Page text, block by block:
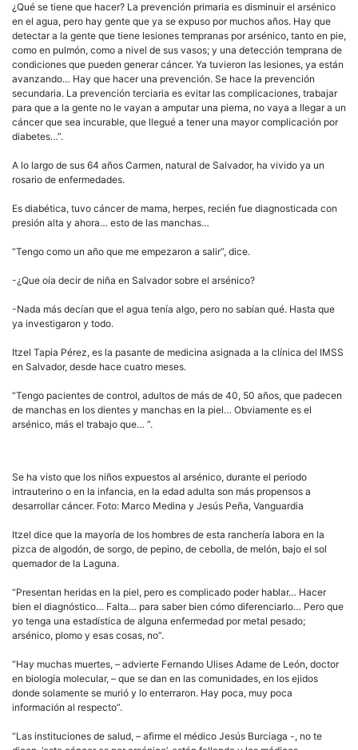
¿Qué se tiene que hacer? La prevención primaria es disminuir el arsénico
en el agua, pero hay gente que ya se expuso por muchos años. Hay que
detectar a la gente que tiene lesiones tempranas por arsénico, tanto en pie,
como en pulmón, como a nivel de sus vasos; y una detección temprana de
condiciones que pueden generar cáncer. Ya tuvieron las lesiones, ya están
avanzando… Hay que hacer una prevención. Se hace la prevención
secundaria. La prevención terciaria es evitar las complicaciones, trabajar
para que a la gente no le vayan a amputar una pierna, no vaya a llegar a un
cáncer que sea incurable, que llegué a tener una mayor complicación por
diabetes…”.
A lo largo de sus 64 años Carmen, natural de Salvador, ha vivido ya un
rosario de enfermedades.
Es diabética, tuvo cáncer de mama, herpes, recién fue diagnosticada con
presión alta y ahora… esto de las manchas…
“Tengo como un año que me empezaron a salir”, dice.
-¿Que oía decir de niña en Salvador sobre el arsénico?
-Nada más decían que el agua tenía algo, pero no sabían qué. Hasta que
ya investigaron y todo.
Itzel Tapia Pérez, es la pasante de medicina asignada a la clínica del IMSS
en Salvador, desde hace cuatro meses.
“Tengo pacientes de control, adultos de más de 40, 50 años, que padecen
de manchas en los dientes y manchas en la piel… Obviamente es el
arsénico, más el trabajo que… ”.
Se ha visto que los niños expuestos al arsénico, durante el periodo
intrauterino o en la infancia, en la edad adulta son más propensos a
desarrollar cáncer. Foto: Marco Medina y Jesús Peña, Vanguardia
Itzel dice que la mayoría de los hombres de esta ranchería labora en la
pizca de algodón, de sorgo, de pepino, de cebolla, de melón, bajo el sol
quemador de la Laguna.
“Presentan heridas en la piel, pero es complicado poder hablar… Hacer
bien el diagnóstico… Falta… para saber bien cómo diferenciarlo… Pero que
yo tenga una estadística de alguna enfermedad por metal pesado;
arsénico, plomo y esas cosas, no”.
“Hay muchas muertes, – advierte Fernando Ulises Adame de León, doctor
en biología molecular, – que se dan en las comunidades, en los ejidos
donde solamente se murió y lo enterraron. Hay poca, muy poca
información al respecto”.
“Las instituciones de salud, – afirme el médico Jesús Burciaga -, no te